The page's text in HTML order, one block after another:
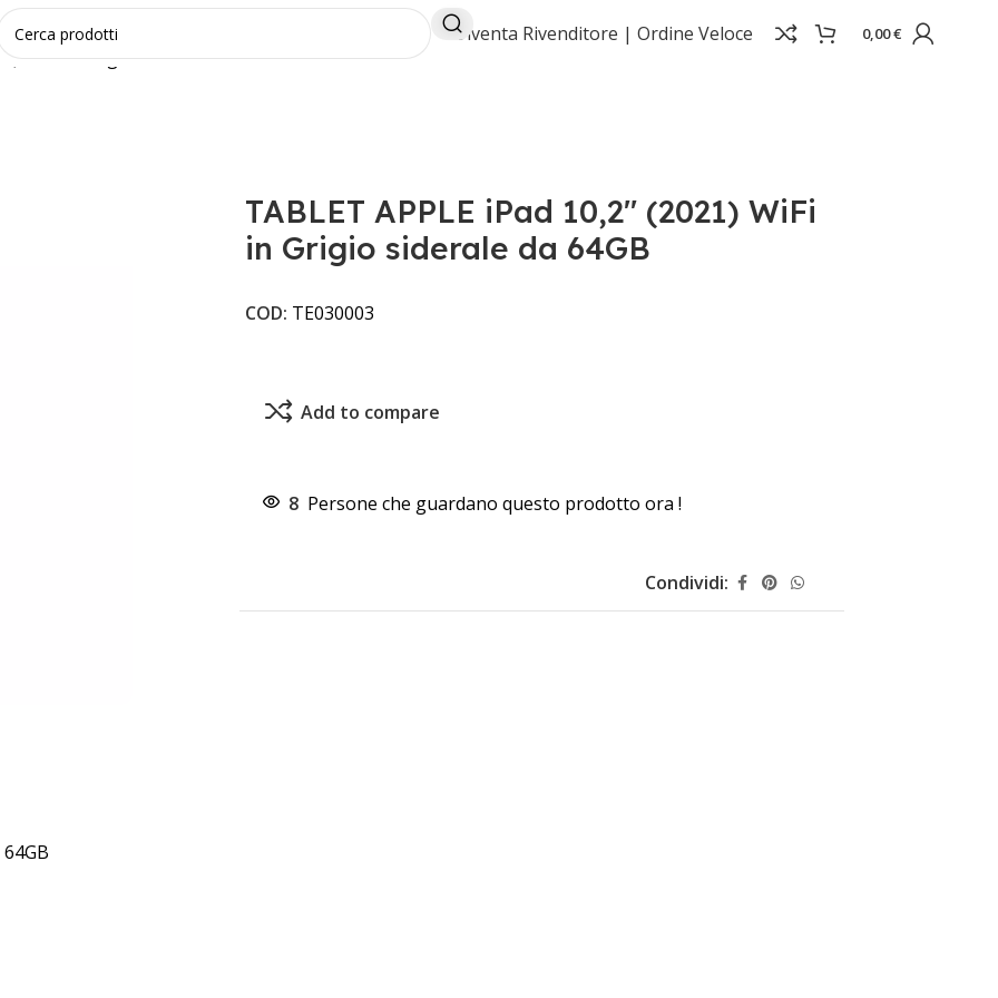
Diventa Rivenditore | Ordine Veloce 0,00€
WiFi in Grigio siderale da 64GB
TABLET APPLE iPad 10,2" (2021) WiFi
in Grigio siderale da 64GB
COD: TE030003
Add to compare
8 Persone che guardano questo prodotto ora !
Condividi: